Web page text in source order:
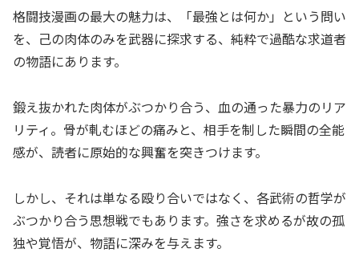
格闘技漫画の最大の魅力は、「最強とは何か」という問い
を、己の肉体のみを武器に探求する、純粋で過酷な求道者
の物語にあります。
鍛え抜かれた肉体がぶつかり合う、血の通った暴力のリア
リティ。骨が軋むほどの痛みと、相手を制した瞬間の全能
感が、読者に原始的な興奮を突きつけます。
しかし、それは単なる殴り合いではなく、各武術の哲学が
ぶつかり合う思想戦でもあります。強さを求めるが故の孤
独や覚悟が、物語に深みを与えます。